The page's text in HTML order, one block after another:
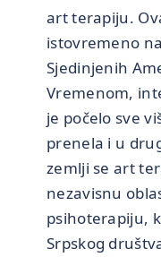
art terapiju.
istovremeno
Sjedinjenih
Vremenom,
je počelo sve
prenela i u
zemlji se art
nezavisnu
psihoterapiju,
Srpskog